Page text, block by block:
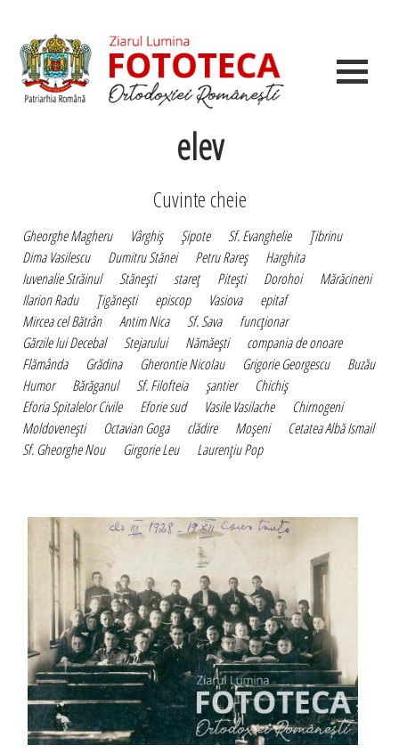
elev
Cuvinte cheie
Gheorghe Magheru Vârghiş Şipote Sf. Evanghelie
Ţibrinu
Dima Vasilescu
Dumitru Stănei Petru Rareş
Harghita
Iuvenalie Străinul
Stăneşti stareţ Piteşti Dorohoi
Mărăcineni
Ilarion Radu
Ţigăneşti episcop Vasiova
epitaf
Mircea cel Bătrân
Antim Nica Sf. Sava
funcţionar
Gărzile lui Decebal
Stejarului Nămăeşti
compania de onoare
Flămânda
Grădina Gherontie Nicolau Grigorie Georgescu
Buzău
Humor
Bărăganul Sf. Filofteia şantier
Chichiş
Eforia Spitalelor Civile
Eforie sud Vasile Vasilache
Chirnogeni
Moldoveneşti
Octavian Goga clădire Moşeni
Cetatea Albă Ismail
Sf. Gheorghe Nou
Girgorie Leu Laurenţiu Pop